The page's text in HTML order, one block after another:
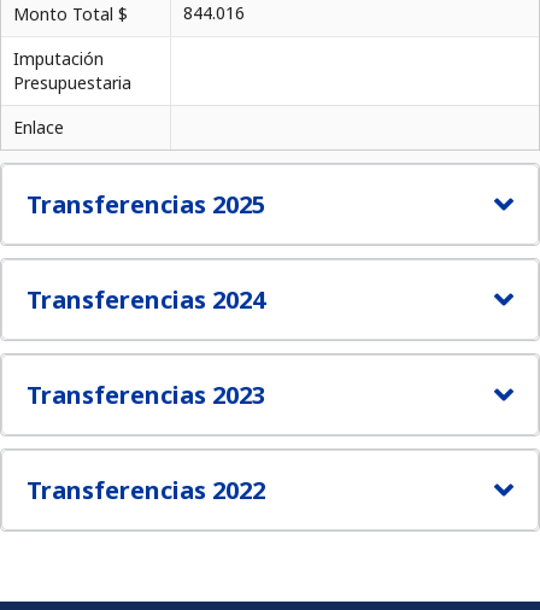
Monto Total $
844.016
Imputación
Presupuestaria
Enlace
Transferencias 2025
Transferencias 2024
Transferencias 2023
Transferencias 2022